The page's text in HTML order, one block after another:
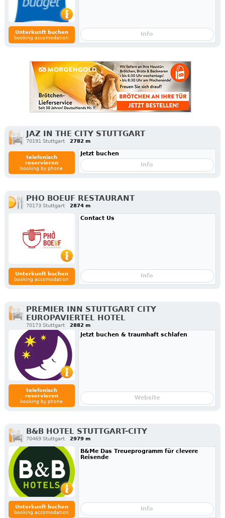
Unterkunft buchen
booking accomodation
Info
JAZ IN THE CITY STUTTGART
70191 Stuttgart 2782 m
telefonisch
reservieren
booking by phone
Jetzt buchen
Info
PHO BOEUF RESTAURANT
70173 Stuttgart 2874 m
Unterkunft buchen
booking accomodation
Contact Us
Info
PREMIER INN STUTTGART CITY
EUROPAVIERTEL HOTEL
70173 Stuttgart 2882 m
telefonisch
reservieren
booking by phone
Jetzt buchen & traumhaft schlafen
Website
B&B HOTEL STUTTGART-CITY
70469 Stuttgart 2979 m
Unterkunft buchen
booking accomodation
B&Me Das Treueprogramm für clevere
Reisende
Info